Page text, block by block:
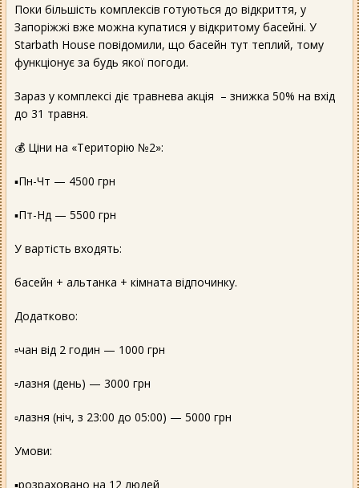
Поки більшість комплексів готуються до відкриття, у
Запоріжжі вже можна купатися у відкритому басейні. У
Starbath House повідомили, що басейн тут теплий, тому
функціонує за будь якої погоди.
Зараз у комплексі діє травнева акція – знижка 50% на вхід
до 31 травня.
💰 Ціни на «Територію №2»:
▪️Пн-Чт — 4500 грн
▪️Пт-Нд — 5500 грн
У вартість входять:
басейн + альтанка + кімната відпочинку.
Додатково:
▫️чан від 2 годин — 1000 грн
▫️лазня (день) — 3000 грн
▫️лазня (ніч, з 23:00 до 05:00) — 5000 грн
Умови:
▪️розраховано на 12 людей